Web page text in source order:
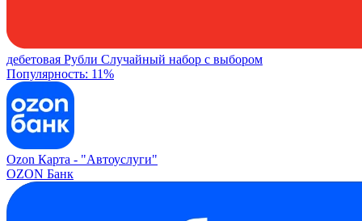
дебетовая Рубли Случайный набор с выбором
Популярность: 11%
Ozon Карта - "Автоуслуги"
OZON Банк